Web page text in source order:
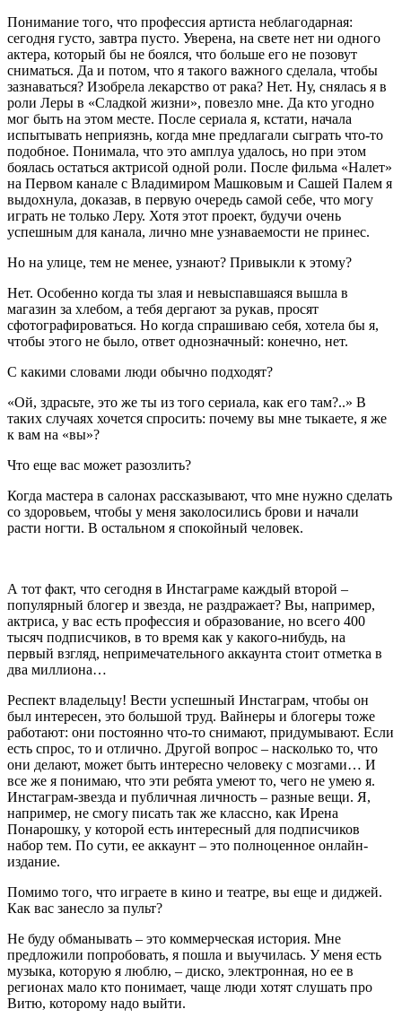
Понимание того, что профессия артиста неблагодарная:
сегодня густо, завтра пусто. Уверена, на свете нет ни одного
актера, который бы не боялся, что больше его не позовут
сниматься. Да и потом, что я такого важного сделала, чтобы
зазнаваться? Изобрела лекарство от рака? Нет. Ну, снялась я в
роли Леры в «Сладкой жизни», повезло мне. Да кто угодно
мог быть на этом месте. После сериала я, кстати, начала
испытывать неприязнь, когда мне предлагали сыграть что-то
подобное. Понимала, что это амплуа удалось, но при этом
боялась остаться актрисой одной роли. После фильма «Налет»
на Первом канале с Владимиром Машковым и Сашей Палем я
выдохнула, доказав, в первую очередь самой себе, что могу
играть не только Леру. Хотя этот проект, будучи очень
успешным для канала, лично мне узнаваемости не принес.
Но на улице, тем не менее, узнают? Привыкли к этому?
Нет. Особенно когда ты злая и невыспавшаяся вышла в
магазин за хлебом, а тебя дергают за рукав, просят
сфотографироваться. Но когда спрашиваю себя, хотела бы я,
чтобы этого не было, ответ однозначный: конечно, нет.
С какими словами люди обычно подходят?
«Ой, здрасьте, это же ты из того сериала, как его там?..» В
таких случаях хочется спросить: почему вы мне тыкаете, я же
к вам на «вы»?
Что еще вас может разозлить?
Когда мастера в салонах рассказывают, что мне нужно сделать
со здоровьем, чтобы у меня заколосились брови и начали
расти ногти. В остальном я спокойный человек.
А тот факт, что сегодня в Инстаграме каждый второй –
популярный блогер и звезда, не раздражает? Вы, например,
актриса, у вас есть профессия и образование, но всего 400
тысяч подписчиков, в то время как у какого-нибудь, на
первый взгляд, непримечательного аккаунта стоит отметка в
два миллиона…
Респект владельцу! Вести успешный Инстаграм, чтобы он
был интересен, это большой труд. Вайнеры и блогеры тоже
работают: они постоянно что-то снимают, придумывают. Если
есть спрос, то и отлично. Другой вопрос – насколько то, что
они делают, может быть интересно человеку с мозгами… И
все же я понимаю, что эти ребята умеют то, чего не умею я.
Инстаграм-звезда и публичная личность – разные вещи. Я,
например, не смогу писать так же классно, как Ирена
Понарошку, у которой есть интересный для подписчиков
набор тем. По сути, ее аккаунт – это полноценное онлайн-
издание.
Помимо того, что играете в кино и театре, вы еще и диджей.
Как вас занесло за пульт?
Не буду обманывать – это коммерческая история. Мне
предложили попробовать, я пошла и выучилась. У меня есть
музыка, которую я люблю, – диско, электронная, но ее в
регионах мало кто понимает, чаще люди хотят слушать про
Витю, которому надо выйти.